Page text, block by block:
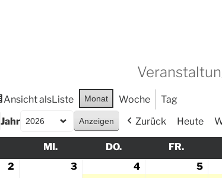
Ansicht alsListe Monat Woche
Tag
Jahr Zurück Heute
MI. DO. FR.
2 3
4
5